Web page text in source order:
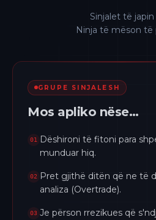
Sinjalet të japin
Ninja të mëson të
GRUPE SINJALESH
Mos apliko nëse…
01
Dëshironi të fitoni para
munduar hiq.
02
Pret gjithë ditën që ne të
analiza (Overtrade).
03 Je përson rrezikues që